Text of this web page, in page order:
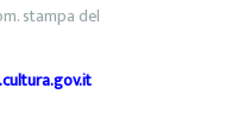
stampa del